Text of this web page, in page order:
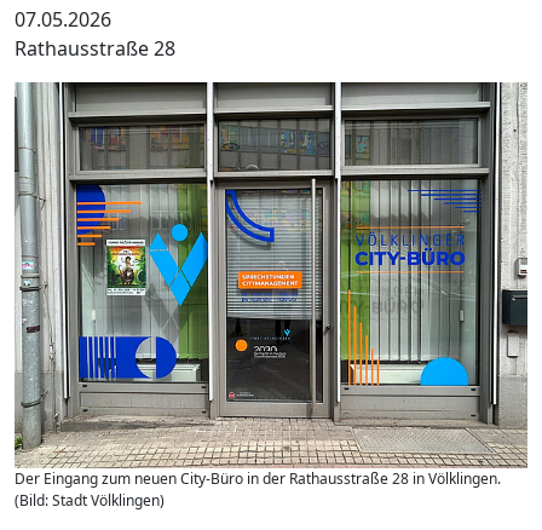
07.05.2026
Rathausstraße 28
Der Eingang zum neuen City-Büro in der Rathausstraße 28 in Völklingen.
(Bild: Stadt Völklingen)